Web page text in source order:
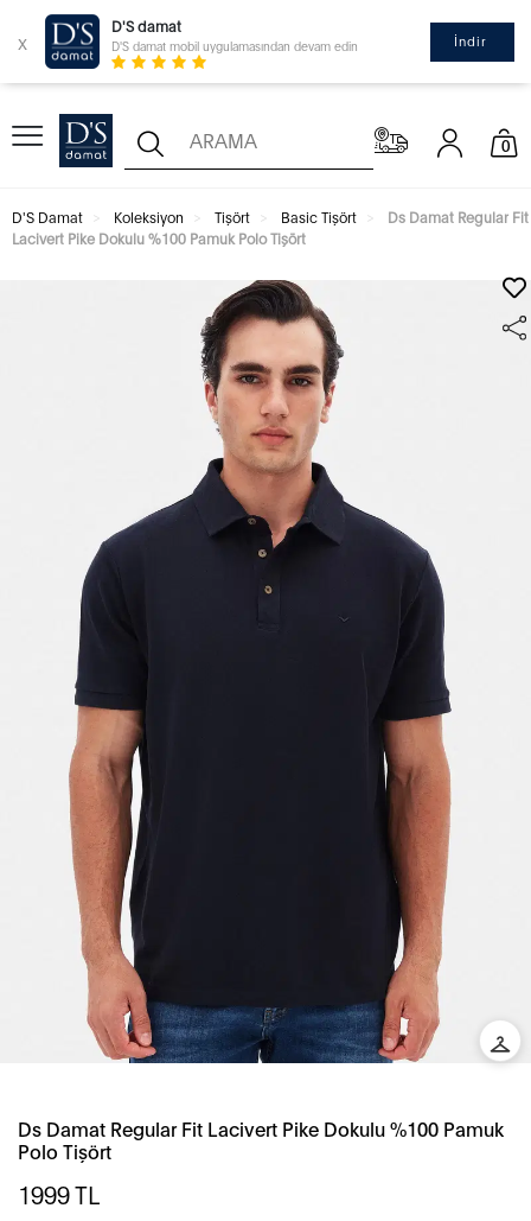
x
D'S damat
D'S damat mobil uygulamasından devam edin İndir
0
D'S Damat Koleksiyon Tişört Basic Tişört
Ds Damat Regular Fit
Lacivert Pike Dokulu %100 Pamuk Polo Tişört
Ds Damat Regular Fit Lacivert Pike Dokulu %100 Pamuk
Polo Tişört
1999TL